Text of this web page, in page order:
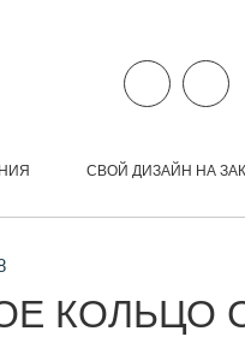
СВОЙ ДИЗАЙН НА
КОЛЬЦО